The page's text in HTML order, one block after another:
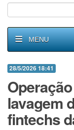
MENU
28/5/2026 18:41
lavagem
fintechs